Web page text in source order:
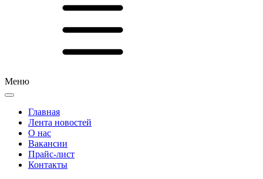
Меню
Главная
Лента новостей
О нас
Вакансии
Прайс-лист
Контакты